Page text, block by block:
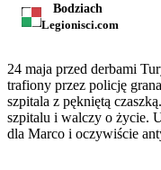
Bodziach
Legionisci.com
24 maja przed derbami
trafiony przez policję
szpitala z pękniętą
szpitalu i walczy o życie.
dla Marco i oczywiście